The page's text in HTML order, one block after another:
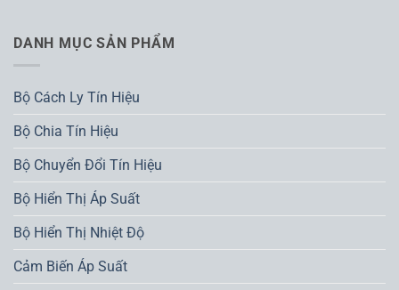
DANH MỤC SẢN PHẨM
Bộ Cách Ly Tín Hiệu
Bộ Chia Tín Hiệu
Bộ Chuyển Đổi Tín Hiệu
Bộ Hiển Thị Áp Suất
Bộ Hiển Thị Nhiệt Độ
Cảm Biến Áp Suất